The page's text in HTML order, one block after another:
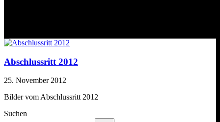
Abschlussritt 2012
25. November 2012
Bilder vom Abschlussritt 2012
Suchen